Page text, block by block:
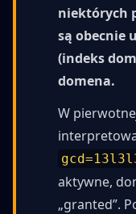
niektórych
są obecnie
(indeks
domena.
W
aktywne,
„granted”.